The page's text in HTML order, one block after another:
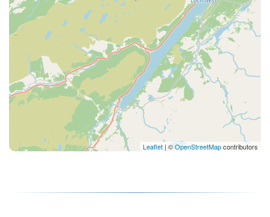
Leaflet | ©OpenStreetMapcontributors